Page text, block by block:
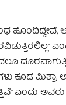
ಹೊಂದಿದ್ದೇವೆ,
ಕೂಡ ಮಿಶ್ರಾ
ಎಂದು